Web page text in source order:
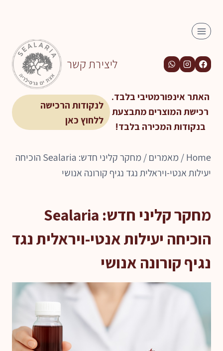
content
ליצירת קשר
האתר אינפורמטיבי בלבד.
רכישת המוצרים מתבצעת
בנקודות המכירה בלבד!
לנקודות הרכישה
ללחוץ כאן
Home
/ מאמרים/
מחקר קליני חדש: Sealaria הוכיחה
יעילות אנטי-ויראלית נגד נגיף קורונה אנושי
מחקר קליני חדש: Sealaria
הוכיחה יעילות אנטי-ויראלית נגד
נגיף קורונה אנושי